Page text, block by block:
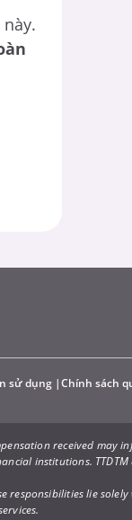
sử dụng Chính sách
received may
institutions.
lie